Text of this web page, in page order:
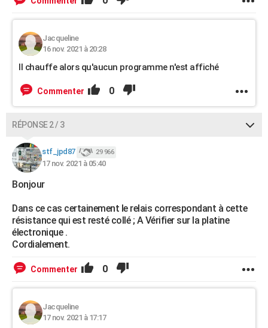
Jacqueline
16 nov. 2021 à 20:28
Il chauffe alors qu'aucun programme n'est affiché
Commenter 0
RÉPONSE 2 / 3
stf_jpd87 29 966
17 nov. 2021 à 05:40
Bonjour
Dans ce cas certainement le relais correspondant à cette
résistance qui est resté collé ; A Vérifier sur la platine
électronique .
Cordialement.
Commenter 0
Jacqueline
17 nov. 2021 à 17:17